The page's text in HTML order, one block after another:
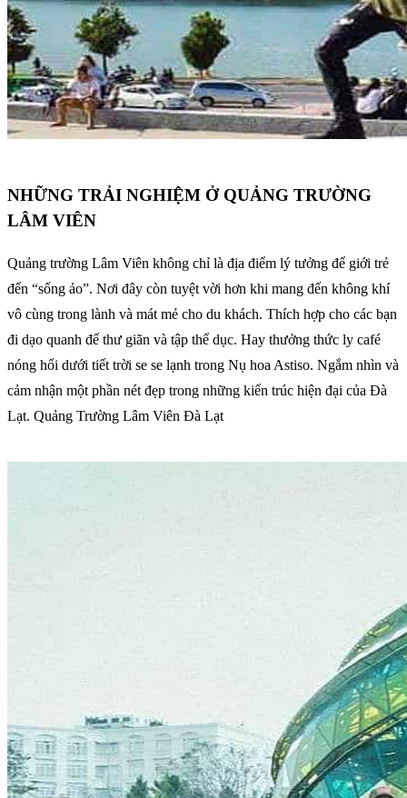
NHỮNG TRẢI NGHIỆM Ở QUẢNG TRƯỜNG
LÂM VIÊN
Quảng trường Lâm Viên không chỉ là địa điểm lý tưởng để giới trẻ
đến “sống ảo”. Nơi đây còn tuyệt vời hơn khi mang đến không khí
vô cùng trong lành và mát mẻ cho du khách. Thích hợp cho các bạn
đi dạo quanh để thư giãn và tập thể dục. Hay thưởng thức ly café
nóng hổi dưới tiết trời se se lạnh trong Nụ hoa Astiso. Ngắm nhìn và
cảm nhận một phần nét đẹp trong những kiến trúc hiện đại của Đà
Lạt. Quảng Trường Lâm Viên Đà Lạt